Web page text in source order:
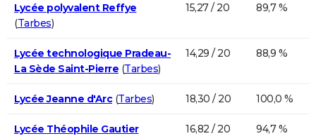
Lycée polyvalent Reffye
(Tarbes)
15,27 / 20 89,7 %
Lycée technologique Pradeau-
La Sède Saint-Pierre (Tarbes)
14,29 / 20 88,9 %
Lycée Jeanne d'Arc(Tarbes) 18,30 / 20 100,0 %
Lycée Théophile Gautier
16,82 / 20 94,7 %